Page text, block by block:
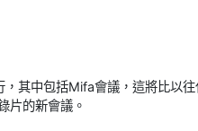
其中包括Mifa會議，這將比以
片的新會議。